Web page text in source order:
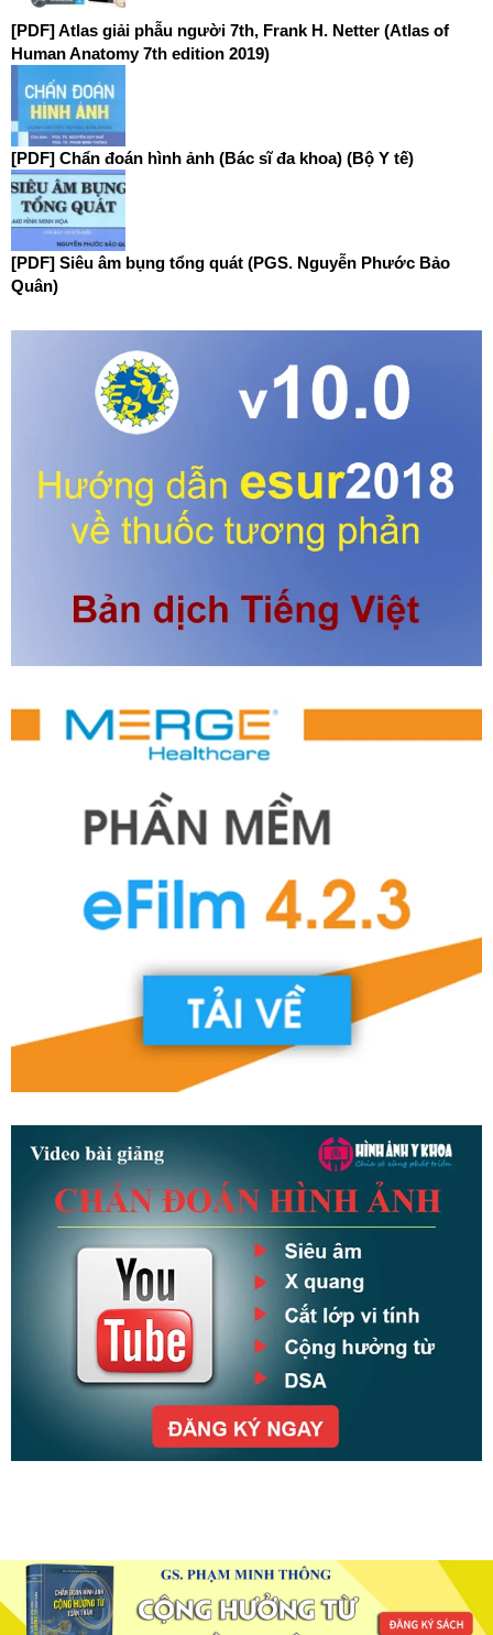
[PDF] Atlas giải phẫu người 7th, Frank H. Netter (Atlas of
Human Anatomy 7th edition 2019)
[PDF] Chẩn đoán hình ảnh (Bác sĩ đa khoa) (Bộ Y tế)
[PDF] Siêu âm bụng tổng quát (PGS. Nguyễn Phước Bảo
Quân)